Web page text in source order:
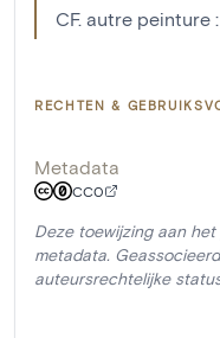
CF. autre peinture :
RECHTEN &
Metadata
CC0
Deze toewijzing aan
metadata.
auteursrechtelijke